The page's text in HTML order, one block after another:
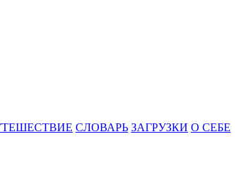
СЛОВАРЬ ЗАГРУЗКИ О СЕБЕ